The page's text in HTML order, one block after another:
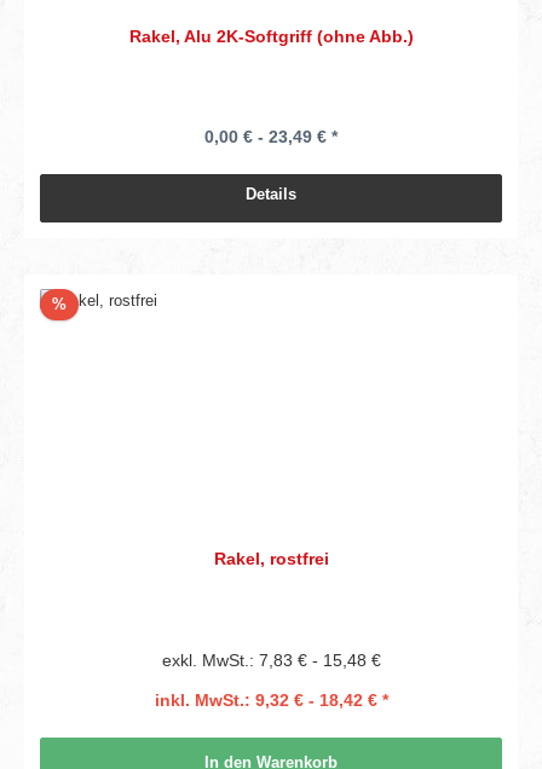
Rakel, Alu 2K-Softgriff (ohne Abb.)
0,00 € - 23,49 € *
Details
%Rabatt
Rakel, rostfrei
exkl. MwSt.: 7,83 € - 15,48 €
inkl. MwSt.: 9,32 € - 18,42 € *
In den Warenkorb